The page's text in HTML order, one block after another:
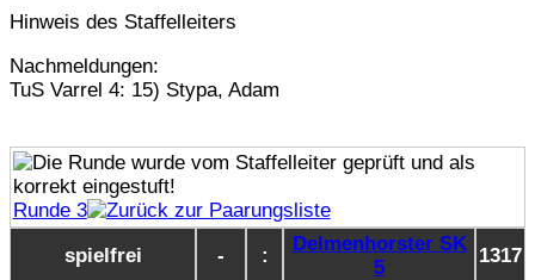
Hinweis des Staffelleiters
Nachmeldungen:
TuS Varrel 4: 15) Stypa, Adam
Runde 3
spielfrei
- :
Delmenhorster SK
5
1317